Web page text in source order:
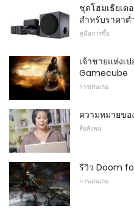
ชุดโฮมเธียเต
สำหรับราคาต่
คู่มือการซื้อ
เจ้าชายแห่งเ
Gamecube
การเล่นเกม
ความหมายขอ
สื่อสังคม
รีวิว Doom
การเล่นเกม